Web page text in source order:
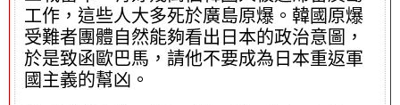
工作，這些人大多死於廣島原爆。韓國原爆
受難者團體自然能夠看出日本的政治意圖，
於是致函歐巴馬，請他不要成為日本重返軍
國主義的幫凶。